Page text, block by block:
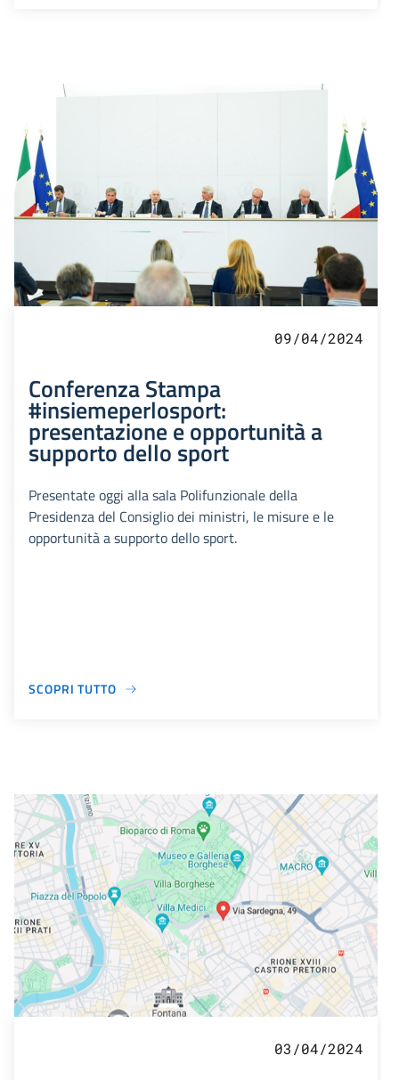
09/04/2024
Conferenza Stampa
#insiemeperlosport:
presentazione e opportunità a
supporto dello sport
Presentate oggi alla sala Polifunzionale della
Presidenza del Consiglio dei ministri, le misure e le
opportunità a supporto dello sport.
SCOPRI TUTTO
03/04/2024